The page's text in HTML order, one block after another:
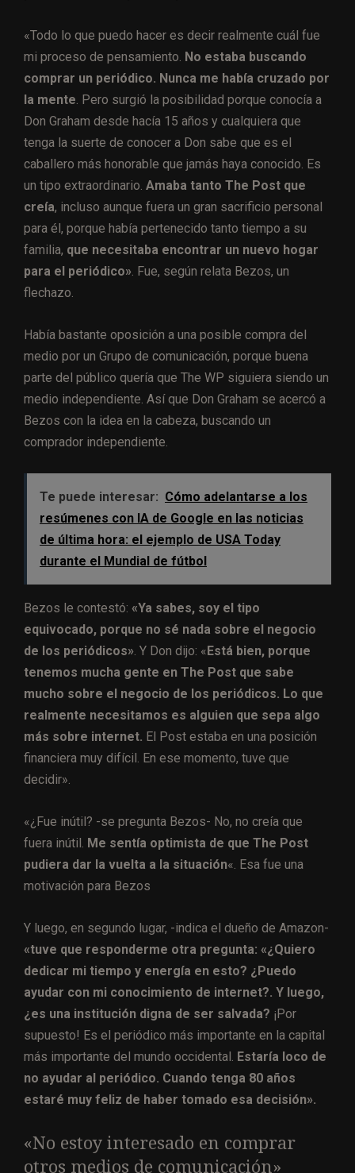
«Todo lo que puedo hacer es decir realmente cuál fue
mi proceso de pensamiento. No estaba buscando
comprar un periódico. Nunca me había cruzado por
la mente . Pero surgió la posibilidad porque conocía a
Don Graham desde hacía 15 años y cualquiera que
tenga la suerte de conocer a Don sabe que es el
caballero más honorable que jamás haya conocido. Es
un tipo extraordinario. Amaba tanto The Post que
creía, incluso aunque fuera un gran sacrificio personal
para él, porque había pertenecido tanto tiempo a su
familia, que necesitaba encontrar un nuevo hogar
para el periódico» . Fue, según relata Bezos, un
flechazo.
Había bastante oposición a una posible compra del
medio por un Grupo de comunicación, porque buena
parte del público quería que The WP siguiera siendo un
medio independiente. Así que Don Graham se acercó a
Bezos con la idea en la cabeza, buscando un
comprador independiente.
Te puede interesar: Cómo adelantarse a los
resúmenes con IA de Google en las noticias
de última hora: el ejemplo de USA Today
durante el Mundial de fútbol
Bezos le contestó: «Ya sabes, soy el tipo
equivocado, porque no sé nada sobre el negocio
de los periódicos» . Y Don dijo: «Está bien, porque
tenemos mucha gente en The Post que sabe
mucho sobre el negocio de los periódicos. Lo que
realmente necesitamos es alguien que sepa algo
más sobre internet. El Post estaba en una posición
financiera muy difícil. En ese momento, tuve que
decidir».
«¿Fue inútil? -se pregunta Bezos- No, no creía que
fuera inútil. Me sentía optimista de que The Post
pudiera dar la vuelta a la situación«. Esa fue una
motivación para Bezos
Y luego, en segundo lugar, -indica el dueño de Amazon-
«tuve que responderme otra pregunta: «¿Quiero
dedicar mi tiempo y energía en esto? ¿Puedo
ayudar con mi conocimiento de internet?. Y luego,
¿es una institución digna de ser salvada? ¡Por
supuesto! Es el periódico más importante en la capital
más importante del mundo occidental. Estaría loco de
no ayudar al periódico. Cuando tenga 80 años
estaré muy feliz de haber tomado esa decisión».
«No estoy interesado en comprar
otros medios de comunicación»